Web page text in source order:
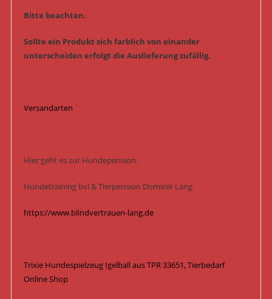
Bitte beachten.
Sollte ein Produkt sich farblich von einander
unterscheiden erfolgt die Auslieferung zufällig.
Versandarten
Hier geht es zur Hundepension.
Hundetraining bvl & Tierpension Dominik Lang
https://www.blindvertrauen-lang.de
Trixie Hundespielzeug Igelball aus TPR 33651, Tierbedarf
Online Shop